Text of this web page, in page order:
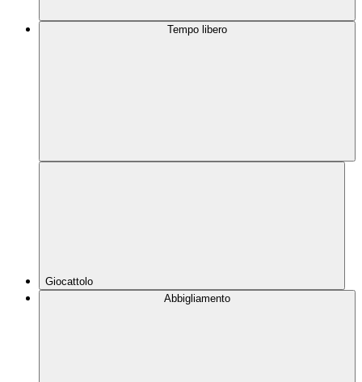
Tempo libero
Giocattolo
Abbigliamento